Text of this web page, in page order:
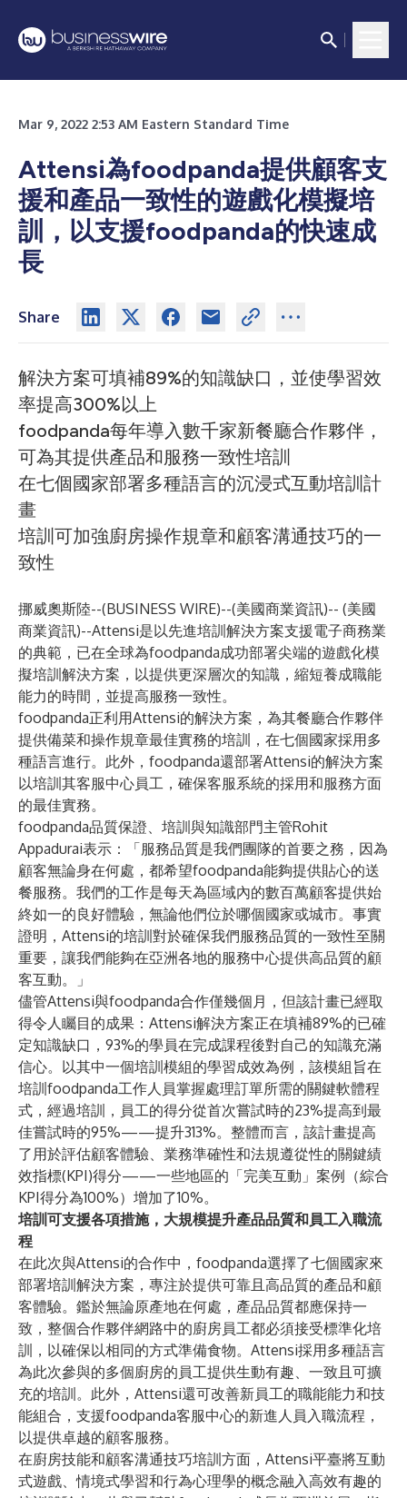
Mar 9, 2022 2:53 AM Eastern Standard Time
Attensi為foodpanda提供顧客支
援和產品一致性的遊戲化模擬培
訓，以支援foodpanda的快速成
長
Share
解決方案可填補89%的知識缺口，並使學習效
率提高300%以上
foodpanda每年導入數千家新餐廳合作夥伴，
可為其提供產品和服務一致性培訓
在七個國家部署多種語言的沉浸式互動培訓計
畫
培訓可加強廚房操作規章和顧客溝通技巧的一
致性
挪威奧斯陸--(BUSINESS WIRE)--(美國商業資訊)-- (美國
商業資訊)--Attensi是以先進培訓解決方案支援電子商務業
的典範，已在全球為foodpanda成功部署尖端的遊戲化模
擬培訓解決方案，以提供更深層次的知識，縮短養成職能
能力的時間，並提高服務一致性。
foodpanda正利用Attensi的解決方案，為其餐廳合作夥伴
提供備菜和操作規章最佳實務的培訓，在七個國家採用多
種語言進行。此外，foodpanda還部署Attensi的解決方案
以培訓其客服中心員工，確保客服系統的採用和服務方面
的最佳實務。
foodpanda品質保證、培訓與知識部門主管Rohit
Appadurai表示：「服務品質是我們團隊的首要之務，因為
顧客無論身在何處，都希望foodpanda能夠提供貼心的送
餐服務。我們的工作是每天為區域內的數百萬顧客提供始
終如一的良好體驗，無論他們位於哪個國家或城市。事實
證明，Attensi的培訓對於確保我們服務品質的一致性至關
重要，讓我們能夠在亞洲各地的服務中心提供高品質的顧
客互動。」
儘管Attensi與foodpanda合作僅幾個月，但該計畫已經取
得令人矚目的成果：Attensi解決方案正在填補89%的已確
定知識缺口，93%的學員在完成課程後對自己的知識充滿
信心。以其中一個培訓模組的學習成效為例，該模組旨在
培訓foodpanda工作人員掌握處理訂單所需的關鍵軟體程
式，經過培訓，員工的得分從首次嘗試時的23%提高到最
佳嘗試時的95%——提升313%。整體而言，該計畫提高
了用於評估顧客體驗、業務準確性和法規遵從性的關鍵績
效指標(KPI)得分——一些地區的「完美互動」案例（綜合
KPI得分為100%）增加了10%。
培訓可支援各項措施，大規模提升產品品質和員工入職流
程
在此次與Attensi的合作中，foodpanda選擇了七個國家來
部署培訓解決方案，專注於提供可靠且高品質的產品和顧
客體驗。鑑於無論原產地在何處，產品品質都應保持一
致，整個合作夥伴網路中的廚房員工都必須接受標準化培
訓，以確保以相同的方式準備食物。Attensi採用多種語言
為此次參與的多個廚房的員工提供生動有趣、一致且可擴
充的培訓。此外，Attensi還可改善新員工的職能能力和技
能組合，支援foodpanda客服中心的新進人員入職流程，
以提供卓越的顧客服務。
在廚房技能和顧客溝通技巧培訓方面，Attensi平臺將互動
式遊戲、情境式學習和行為心理學的概念融入高效有趣的